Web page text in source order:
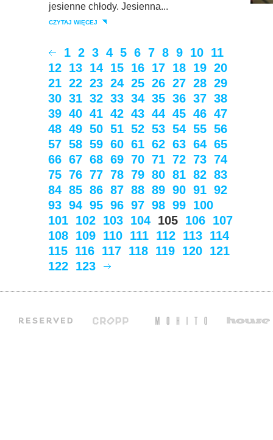
jesienne chłody. Jesienna...
CZYTAJ WIĘCEJ
1 2 3 4 5 6 7 8 9 10 11
12 13 14 15 16 17 18 19 20
21 22 23 24 25 26 27 28 29
30 31 32 33 34 35 36 37 38
39 40 41 42 43 44 45 46 47
48 49 50 51 52 53 54 55 56
57 58 59 60 61 62 63 64 65
66 67 68 69 70 71 72 73 74
75 76 77 78 79 80 81 82 83
84 85 86 87 88 89 90 91 92
93 94 95 96 97 98 99 100
101 102 103 104 105 106 107
108 109 110 111 112 113 114
115 116 117 118 119 120 121
122 123